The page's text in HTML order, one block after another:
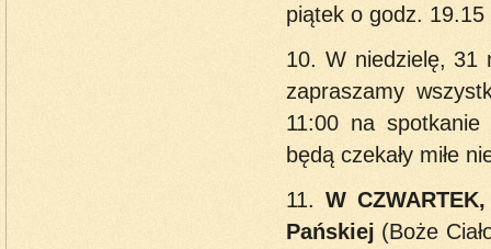
piątek o godz.
10. W niedzielę, 31
zapraszamy
11:00 na spotkanie
będą czekały miłe
11.W
Pańskiej (Boże